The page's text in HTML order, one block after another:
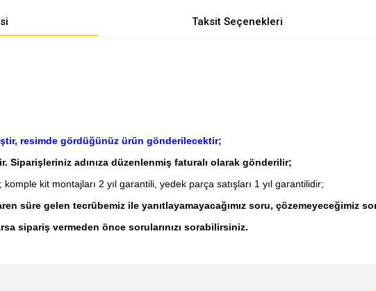
Taksit Seçenekleri
resimde gördüğünüz ürün gönderilecektir;
Siparişleriniz adınıza düzenlenmiş faturalı olarak gönderilir;
kit montajları 2 yıl garantili, yedek parça satışları 1 yıl garantilidir;
süre gelen tecrübemiz ile yanıtlayamayacağımız soru, çözemeyeceğimiz
sipariş vermeden önce sorularınızı sorabilirsiniz.